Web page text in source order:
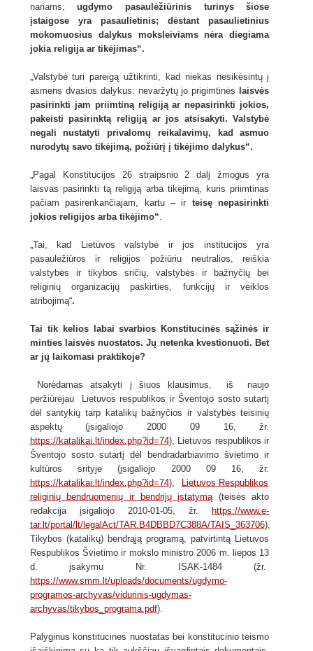
nariams;ugdymo pasaulėžiūrinis turinys šiose
įstaigose yra pasaulietinis; dėstant pasaulietinius
mokomuosius dalykus moksleiviams nėra diegiama
jokia religija ar tikėjimas“.
„Valstybė turi pareigą užtikrinti, kad niekas nesikėsintų į
asmens dvasios dalykus: nevaržytų jo prigimtinės
laisvės
pasirinkti jam priimtiną religiją ar nepasirinkti jokios,
pakeisti pasirinktą religiją ar jos atsisakyti. Valstybė
negali nustatyti privalomų reikalavimų, kad asmuo
nurodytų savo tikėjimą, požiūrį į tikėjimo dalykus“.
„Pagal Konstitucijos 26 straipsnio 2 dalį žmogus yra
laisvas pasirinkti tą religiją arba tikėjimą, kuris priimtinas
pačiam pasirenkančiajam, kartu – ir teisę nepasirinkti
jokios religijos arba tikėjimo“
„Tai, kad Lietuvos valstybė ir jos institucijos yra
pasaulėžiūros ir religijos požiūriu neutralios, reiškia
valstybės ir tikybos sričių, valstybės ir bažnyčių bei
religinių organizacijų paskirties, funkcijų ir veiklos
atribojimą“.
Tai tik kelios labai svarbios Konstitucinės sąžinės ir
minties laisvės nuostatos. Jų netenka kvestionuoti. Bet
ar jų laikomasi praktikoje?
Norėdamas atsakyti į šiuos klausimus, iš naujo
peržiūrėjau Lietuvos respublikos ir Šventojo sosto sutartį
dėl santykių tarp katalikų bažnyčios ir valstybės teisinių
aspektų (įsigaliojo 2000 09 16, žr.
https://katalikai.lt/index.php?id=74), Lietuvos respublikos ir
Šventojo sosto sutartį dėl bendradarbiavimo švietimo ir
kultūros srityje (įsigaliojo 2000 09 16, žr.
https://katalikai.lt/index.php?id=74),
Lietuvos Respublikos
religinių bendruomenių ir bendrijų įstatymą (teisės akto
redakcija įsigaliojo 2010-01-05, žr.
https://www.e-
tar.lt/portal/lt/legalAct/TAR.B4DBBD7C388A/TAIS_363706),
Tikybos (katalikų) bendrąją programą, patvirtintą Lietuvos
Respublikos Švietimo ir mokslo ministro 2006 m. liepos 13
d. įsakymu Nr. ISAK-1484 (žr.
https://www.smm.lt/uploads/documents/ugdymo-
programos-archyvas/vidurinis-ugdymas-
archyvas/tikybos_programa.pdf).
Palyginus konstitucines nuostatas bei konstitucinio teismo